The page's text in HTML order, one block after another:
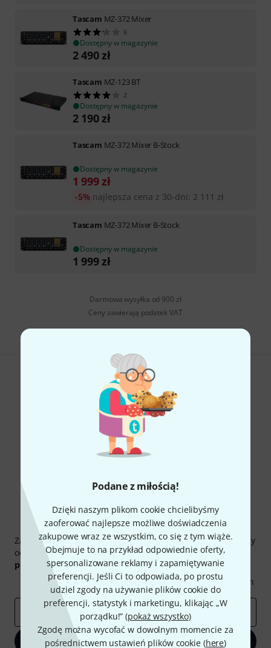
Podane z miłością!
Dzięki naszym plikom cookie chcielibyśmy
zaoferować najlepsze możliwe doświadczenia
zakupowe wraz ze wszystkim, co się z tym wiąże.
Obejmuje to na przykład odpowiednie oferty,
spersonalizowane reklamy i zapamiętywanie
preferencji. Jeśli Ci to odpowiada, po prostu
udziel zgody na używanie plików cookie do
preferencji, statystyk i marketingu, klikając „W
porządku!” (pokaż wszystko)
Zgodę można wycofać w dowolnym momencie za
pośrednictwem ustawień plików cookie (here)
Tascam MZ-372 Mixer
6
Dostępny w magazynie
2 490zł
Tascam MZ-123 BT
2
Dostępny w magazynie
2 190zł
Tascam MZ-372 Mixer B-Stock
Dostępny w magazynie
1 999zł
najlepsza cena z 30-dni: 2 111 zł
-5%
Tascam MZ-372 Mixer B-Stock
Dostępny w magazynie
1 999zł
Darmowa wysyłka od 900 zł
Ceny zawierają podatek VAT
Czy podoba Ci się to co widzisz?
Udostępnij Pomoc i opinie
Thomann Newsletter
Zapisz się do Thomann Newsletter w języku polskim, a przy
odrobinie szczęścia możesz wygrać jeden z50 bonów
podarunkowychwarty50 €!
Inspirujące treści
Oferty Spostrzeżenia Thomann
E-mail
Zapisz się teraz